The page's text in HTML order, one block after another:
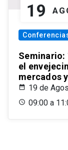
19
Seminario:
el
mercados
19 de
09:00 a